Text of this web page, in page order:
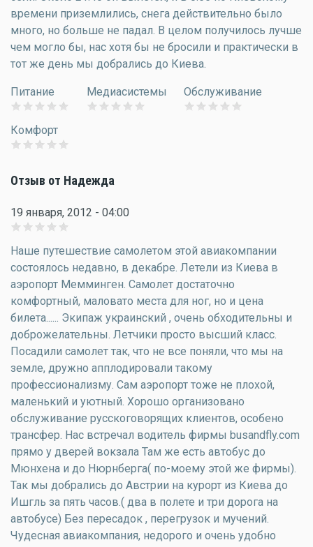
времени приземлились, снега действительно было
много, но больше не падал. В целом получилось лучше
чем могло бы, нас хотя бы не бросили и практически в
тот же день мы добрались до Киева.
Питание Медиасистемы Обслуживание
Комфорт
Отзыв от Надежда
19 января, 2012 - 04:00
Наше путешествие самолетом этой авиакомпании
состоялось недавно, в декабре. Летели из Киева в
аэропорт Мемминген. Самолет достаточно
комфортный, маловато места для ног, но и цена
билета...... Экипаж украинский , очень обходительны и
доброжелательны. Летчики просто высший класс.
Посадили самолет так, что не все поняли, что мы на
земле, дружно апплодировали такому
профессионализму. Сам аэропорт тоже не плохой,
маленький и уютный. Хорошо организовано
обслуживание русскоговорящих клиентов, особено
трансфер. Нас встречал водитель фирмы busandfly.com
прямо у дверей вокзала Там же есть автобус до
Мюнхена и до Нюрнберга( по-моему этой же фирмы).
Так мы добрались до Австрии на курорт из Киева до
Ишгль за пять часов.( два в полете и три дорога на
автобусе) Без пересадок , перегрузок и мучений.
Чудесная авиакомпания, недорого и очень удобно